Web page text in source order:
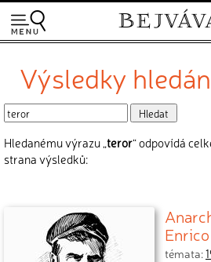
Výsledky
Hledanému výrazu „teror“ odpovídá
strana výsledků:
témata: